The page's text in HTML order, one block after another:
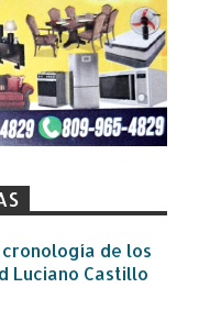
de los
Luciano Castillo